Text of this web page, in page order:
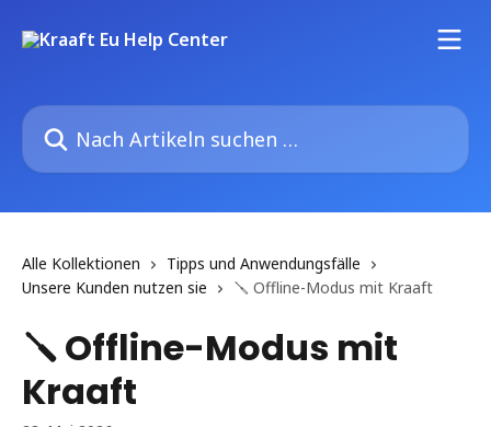
Nach Artikeln suchen …
Alle Kollektionen
Tipps und Anwendungsfälle
Unsere Kunden nutzen sie
🪛 Offline-Modus mit Kraaft
🪛 Offline-Modus mit
Kraaft